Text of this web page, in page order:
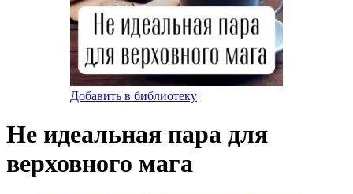
Добавить в библиотеку
Не идеальная пара для
верховного мага